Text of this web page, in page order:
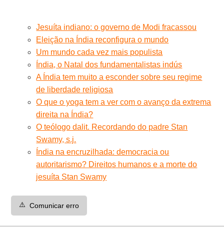
Jesuíta indiano: o governo de Modi fracassou
Eleição na Índia reconfigura o mundo
Um mundo cada vez mais populista
Índia, o Natal dos fundamentalistas indús
A Índia tem muito a esconder sobre seu regime
de liberdade religiosa
O que o yoga tem a ver com o avanço da extrema
direita na Índia?
O teólogo dalit. Recordando do padre Stan
Swamy, s.j.
Índia na encruzilhada: democracia ou
autoritarismo? Direitos humanos e a morte do
jesuíta Stan Swamy
⚠️ Comunicar erro